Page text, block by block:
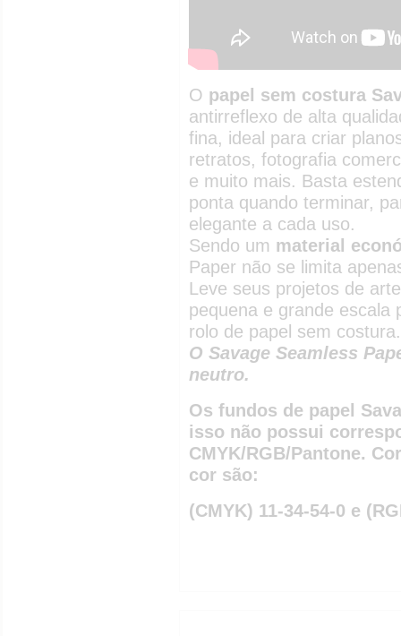
O papel sem costura
antirreflexo de alta
fina, ideal para criar
retratos, fotografia
e muito mais. Basta
ponta quando terminar,
elegante a cada uso.
Sendo um material
Paper não se limita
Leve seus projetos de
pequena e grande escala
rolo de papel sem costura.
O Savage Seamless
neutro.
Os fundos de papel
isso não possui
CMYK/RGB/Pantone.
cor são:
(CMYK) 11-34-54-0 e